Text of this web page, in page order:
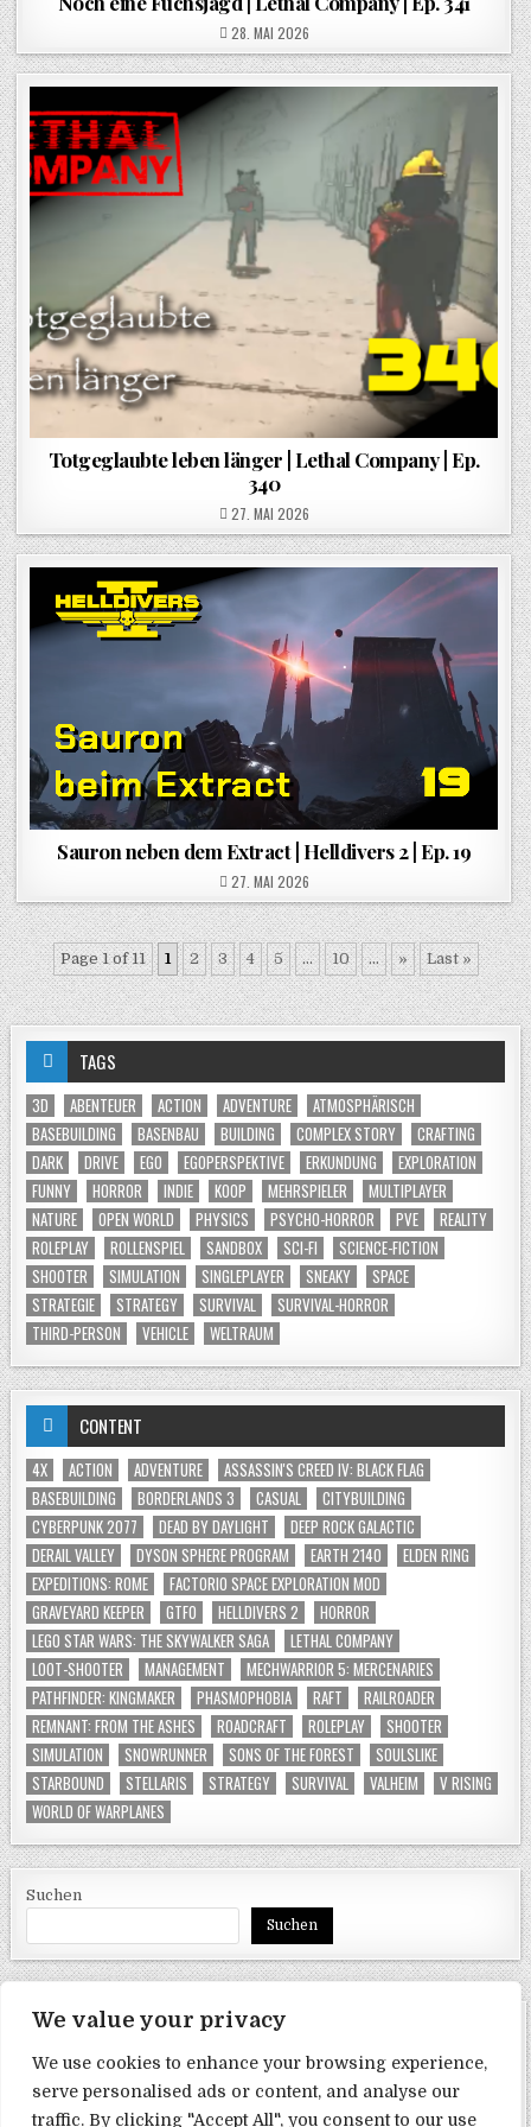
We value your privacy
We use cookies to enhance your browsing experience,
serve personalised ads or content, and analyse our
traffic. By clicking "Accept All", you consent to our use
POSTED ON
28. MAI 2026
Totgeglaubte leben länger | Lethal Company | Ep.
340
POSTED ON
27. MAI 2026
Sauron neben dem Extract | Helldivers 2 | Ep. 19
POSTED ON
27. MAI 2026
Page 1 of 11 1 2 3 4 5 ... 10 ... » Last »
TAGS
3D ABENTEUER ACTION ADVENTURE
ATMOSPHÄRISCH
BASEBUILDING
BASENBAU BUILDING COMPLEX STORY
CRAFTING
DARK
DRIVE EGO EGOPERSPEKTIVE ERKUNDUNG
EXPLORATION
FUNNY
HORROR INDIE KOOP MEHRSPIELER
MULTIPLAYER
NATURE
OPEN WORLD PHYSICS PSYCHO-HORROR PVE
REALITY
ROLEPLAY
ROLLENSPIEL SANDBOX SCI-FI
SCIENCE-FICTION
SHOOTER
SIMULATION SINGLEPLAYER SNEAKY
SPACE
STRATEGIE
STRATEGY SURVIVAL
SURVIVAL-HORROR
THIRD-PERSON
VEHICLE WELTRAUM
CONTENT
4X ACTION ADVENTURE
ASSASSIN'S CREED IV: BLACK FLAG
BASEBUILDING
BORDERLANDS 3 CASUAL
CITYBUILDING
CYBERPUNK 2077
DEAD BY DAYLIGHT
DEEP ROCK GALACTIC
DERAIL VALLEY
DYSON SPHERE PROGRAM EARTH 2140
ELDEN RING
EXPEDITIONS: ROME
FACTORIO SPACE EXPLORATION MOD
GRAVEYARD KEEPER
GTFO HELLDIVERS 2
HORROR
LEGO STAR WARS: THE SKYWALKER SAGA
LETHAL COMPANY
LOOT-SHOOTER
MANAGEMENT
MECHWARRIOR 5: MERCENARIES
PATHFINDER: KINGMAKER
PHASMOPHOBIA RAFT
RAILROADER
REMNANT: FROM THE ASHES
ROADCRAFT ROLEPLAY
SHOOTER
SIMULATION
SNOWRUNNER SONS OF THE FOREST
SOULSLIKE
STARBOUND
STELLARIS STRATEGY SURVIVAL VALHEIM
V RISING
WORLD OF WARPLANES
Suchen
Suchen
Datenschutzerklärung